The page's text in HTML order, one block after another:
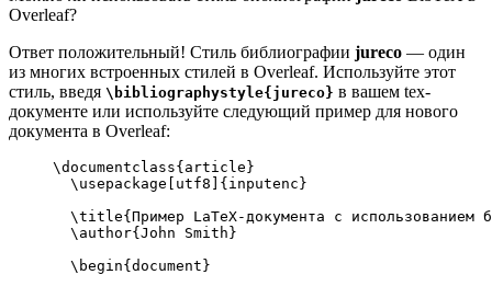
Overleaf?
Ответ положительный! Стиль библиографии jureco — один
из многих встроенных стилей в Overleaf. Используйте этот
стиль, введя \bibliographystyle{jureco} в вашем tex-
документе или используйте следующий пример для нового
документа в Overleaf:
\documentclass{ article }
\usepackage
utf8 ]{ inputenc }
\title{Пример LaTeX-документа с
\author{John Smith}
\begin{ document }